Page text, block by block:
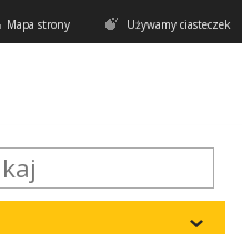
Używamy ciasteczek
Mapa strony